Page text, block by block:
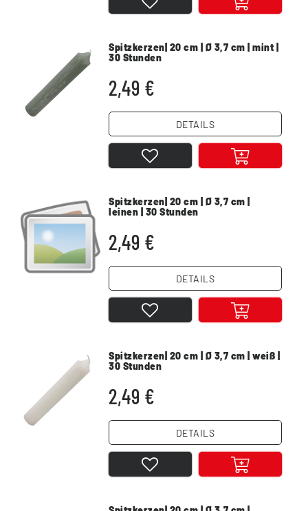
Spitzkerzen| 20 cm | Ø 3,7 cm | mint |
30 Stunden
2,49 €
DETAILS
Spitzkerzen| 20 cm | Ø 3,7 cm |
leinen | 30 Stunden
2,49 €
DETAILS
Spitzkerzen| 20 cm | Ø 3,7 cm | weiß |
30 Stunden
2,49 €
DETAILS